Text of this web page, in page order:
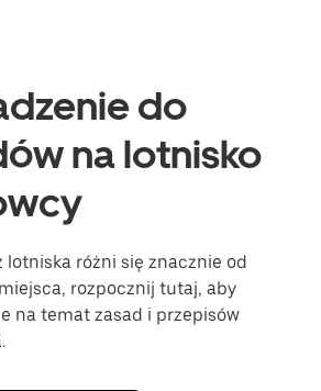
do
na lotnisko
lotniska różni się znacznie od
rozpocznij tutaj, aby
na temat zasad i przepisów